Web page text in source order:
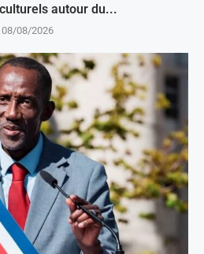
autour du...
08/08/2026